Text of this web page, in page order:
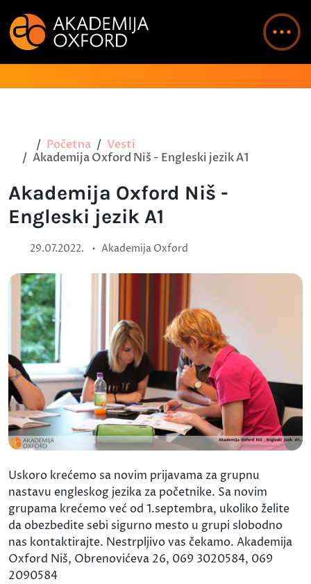
Početna
Vesti
Akademija Oxford Niš - Engleski jezik A1
Akademija Oxford Niš -
Engleski jezik A1
29.07.2022. • Akademija Oxford
Uskoro krećemo sa novim prijavama za grupnu
nastavu engleskog jezika za početnike. Sa novim
grupama krećemo već od 1.septembra, ukoliko želite
da obezbedite sebi sigurno mesto u grupi slobodno
nas kontaktirajte. Nestrpljivo vas čekamo. Akademija
Oxford Niš, Obrenovićeva 26, 069 3020584, 069
2090584